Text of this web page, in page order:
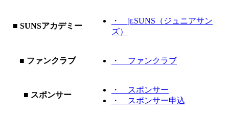
■ SUNSアカデミー
・ jr.SUNS（ジュニアサン
ズ）
■ ファンクラブ ・ ファンクラブ
■ スポンサー
・ スポンサー
・ スポンサー申込